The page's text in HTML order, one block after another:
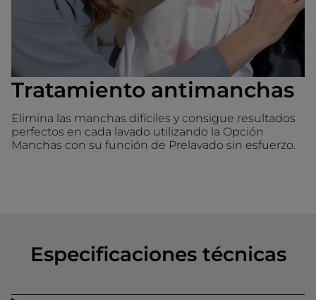
Tratamiento antimanchas
Elimina las manchas difíciles y consigue resultados
perfectos en cada lavado utilizando la Opción
Manchas con su función de Prelavado sin esfuerzo.
Especificaciones técnicas